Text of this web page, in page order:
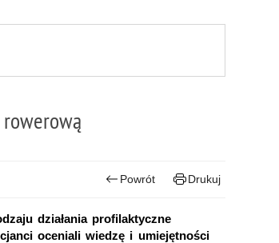
Powrót Drukuj
działania profilaktyczne
oceniali wiedzę i umiejętności